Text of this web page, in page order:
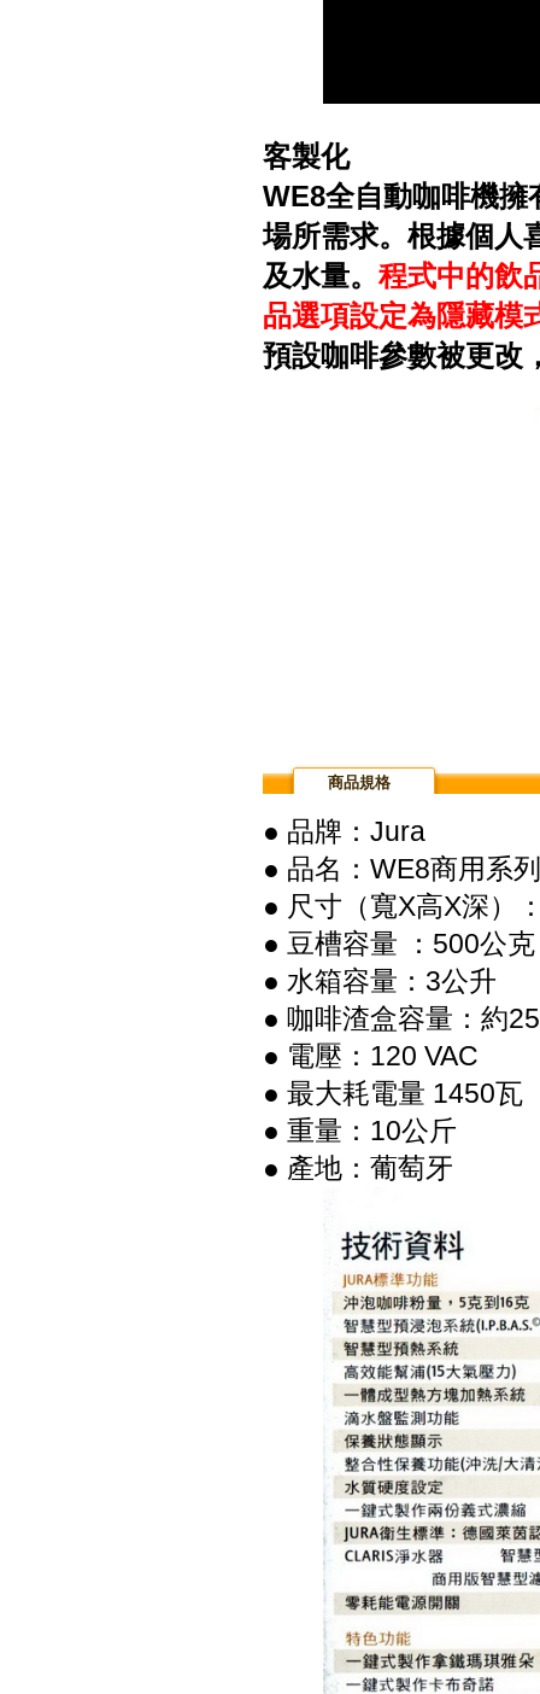
客製化
WE8全自動咖啡機擁
場所需求。根據個人
及水量。 程式中的飲
品選項設定為隱藏模
預設咖啡參數被更改
商品規格
● 品牌：Jura
● 品名：WE8商用系
● 尺寸（寬X高X深）
● 豆槽容量 ：500公
● 水箱容量：3公升
● 咖啡渣盒容量：約
● 電壓：120 VAC
● 最大耗電量 1450瓦
● 重量：10公斤
● 產地：葡萄牙